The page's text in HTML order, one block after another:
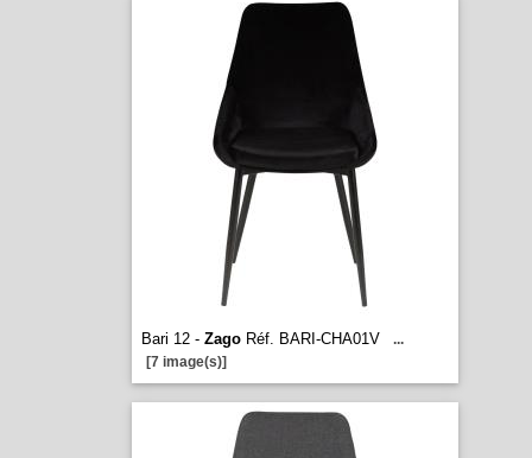
Bari 12 - ZagoRéf. BARI-CHA01V
...
[7 image(s)]